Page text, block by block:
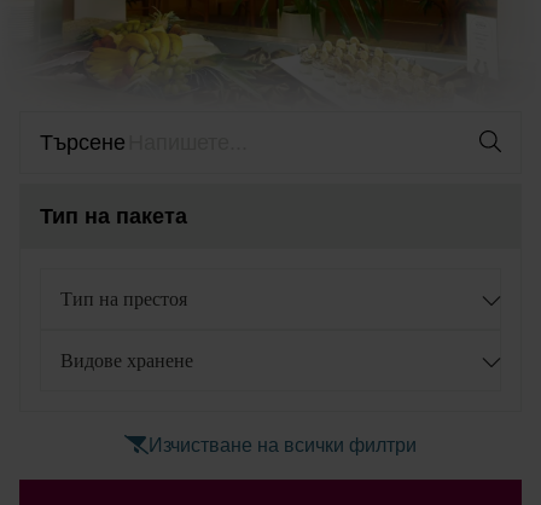
Търсене
Тип на пакета
Тип на престоя
Видове хранене
Изчистване на всички филтри